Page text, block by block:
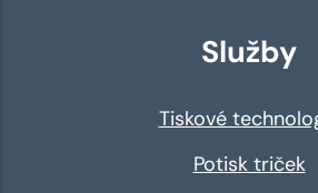
Služby
Tiskové
Potisk triček